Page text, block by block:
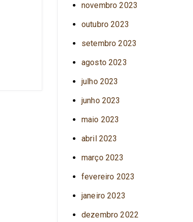
novembro 2023
outubro 2023
setembro 2023
agosto 2023
julho 2023
junho 2023
maio 2023
abril 2023
março 2023
fevereiro 2023
janeiro 2023
dezembro 2022